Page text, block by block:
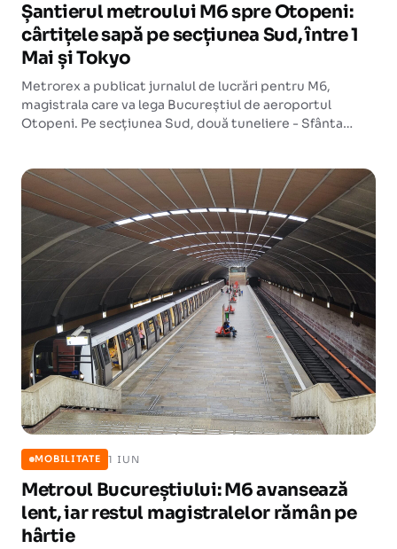
Șantierul metroului M6 spre Otopeni:
cârtițele sapă pe secțiunea Sud, între 1
Mai și Tokyo
Metrorex a publicat jurnalul de lucrări pentru M6,
magistrala care va lega Bucureștiul de aeroportul
Otopeni. Pe secțiunea Sud, două tuneliere - Sfânta
MOBILITATE 1 IUN
Metroul Bucureștiului: M6 avansează
lent, iar restul magistralelor rămân pe
hârtie